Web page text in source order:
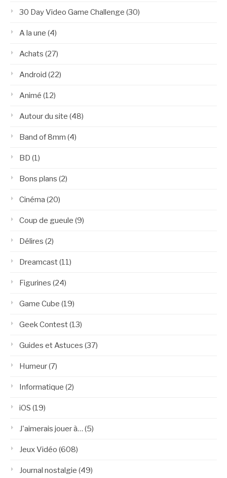
30 Day Video Game Challenge (30)
A la une (4)
Achats (27)
Android (22)
Animé (12)
Autour du site (48)
Band of 8mm (4)
BD (1)
Bons plans (2)
Cinéma (20)
Coup de gueule (9)
Délires (2)
Dreamcast(11)
Figurines (24)
Game Cube (19)
Geek Contest(13)
Guides et Astuces (37)
Humeur(7)
Informatique (2)
iOS (19)
J'aimerais jouer à… (5)
Jeux Vidéo (608)
Journal nostalgie (49)